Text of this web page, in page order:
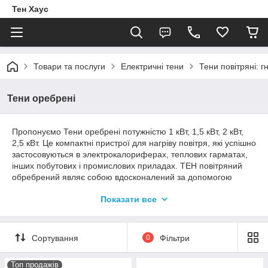
Тен Хаус
Товари та послуги Електричні тени Тени повітряні:
Тени оребрені
Пропонуємо Тени оребрені потужністю 1 кВт, 1,5 кВт, 2 кВт,
2,5 кВт. Це компактні пристрої для нагріву повітря, які успішно
застосовуються в электрокалориферах, теплових гарматах,
інших побутових і промислових приладах. ТЕН повітряний
обребрений являє собою вдосконалений за допомогою
для обігріву житлових, комерційних і виробничих приміщень.
Потужні Тени оребрені: 1 кВт, 1,5 кВт, 2
кВт, 2,5 кВт
Показати все
Сортування 0 Фільтри
Топ продажів